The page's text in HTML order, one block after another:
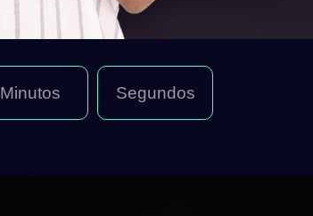
Minutos Segundos